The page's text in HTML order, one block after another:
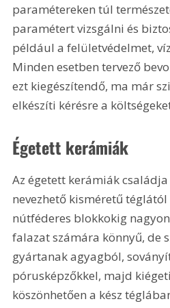
paramétereken túl
paramétert vizsgálni és
például a felületvédelmet,
Minden esetben tervező
ezt kiegészítendő, ma már
elkészíti kérésre a
Égetett kerámiák
Az égetett kerámiák
nevezhető kisméretű
nútféderes blokkokig
falazat számára könnyű, de
gyártanak agyagból,
pórusképzőkkel, majd
köszönhetően a kész